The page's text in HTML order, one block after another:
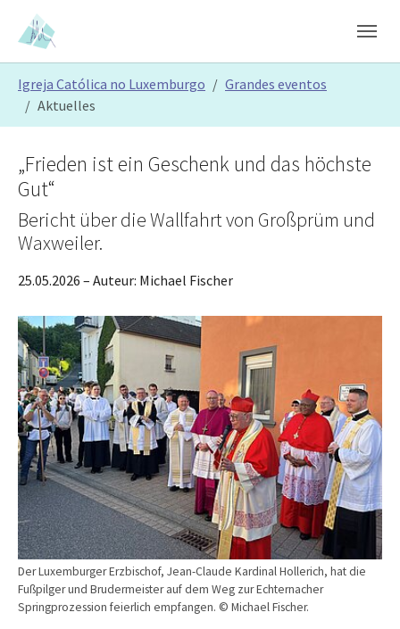
Skip to main content
Skip to page footer
Igreja Católica no Luxemburgo
Grandes eventos
Aktuelles
Der Luxemburger Erzbischof, Jean-Claude Kardinal Hollerich, hat die
Fußpilger und Brudermeister auf dem Weg zur Echternacher
Springprozession feierlich empfangen. © Michael Fischer.
„Frieden ist ein Geschenk und das höchste
Gut“
Bericht über die Wallfahrt von Großprüm und
Waxweiler.
25.05.2026 – Auteur: Michael Fischer